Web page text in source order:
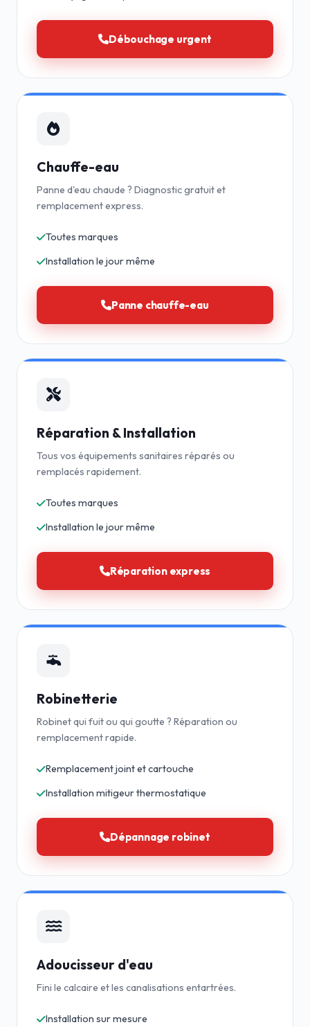
Débouchage urgent
Chauffe-eau
Panne d'eau chaude ? Diagnostic gratuit et
remplacement express.
Toutes marques
Installation le jour même
Panne chauffe-eau
Réparation & Installation
Tous vos équipements sanitaires réparés ou
remplacés rapidement.
Toutes marques
Installation le jour même
Réparation express
Robinetterie
Robinet qui fuit ou qui goutte ? Réparation ou
remplacement rapide.
Remplacement joint et cartouche
Installation mitigeur thermostatique
Dépannage robinet
Adoucisseur d'eau
Fini le calcaire et les canalisations entartrées.
Installation sur mesure